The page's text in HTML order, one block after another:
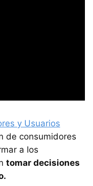
y Usuarios
de consumidores
a los
tomar decisiones